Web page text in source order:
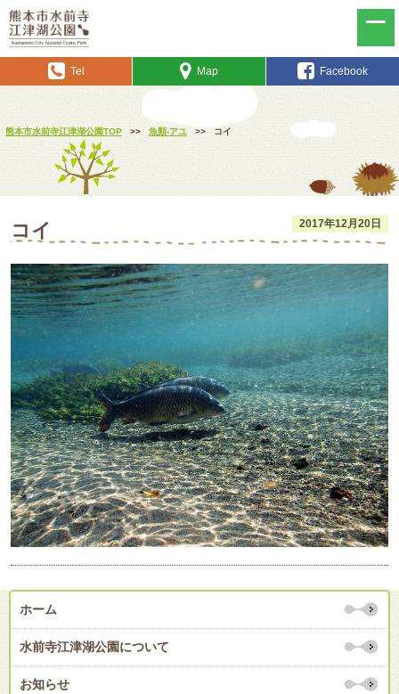
Tel Map Facebook
熊本市水前寺江津湖公園TOP >> 魚類-アユ >> コイ
2017年12月20日
コイ
ホーム
水前寺江津湖公園について
お知らせ